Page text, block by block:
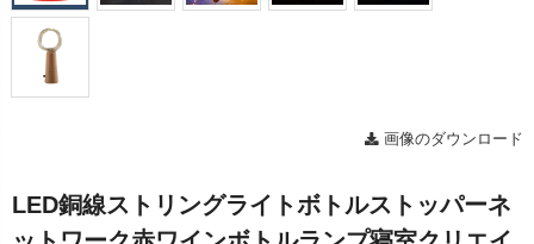
画像のダウンロード
LED銅線ストリングライトボトルストッパーネ